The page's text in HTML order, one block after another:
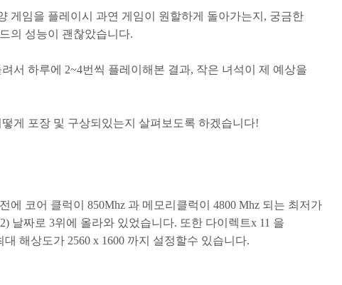
게임을 플레이시 과연 게임이 원할하게 돌아가는지, 궁금한
의 성능이 괜찮았습니다.
서 하루에 2~4번씩 플레이해본 결과, 작은 녀석이 제 예상을
게 포장 및 구상되있는지 살펴보도록 하겠습니다!
에 코어 클럭이 850Mhz 과 메모리클럭이 4800 Mhz 되는 최저가
날짜로 3위에 올라와 있었습니다. 또한 다이렉트x 11 을
해상도가 2560 x 1600 까지 설정할수 있습니다.